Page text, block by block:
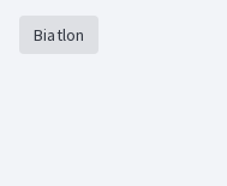
Biatlon